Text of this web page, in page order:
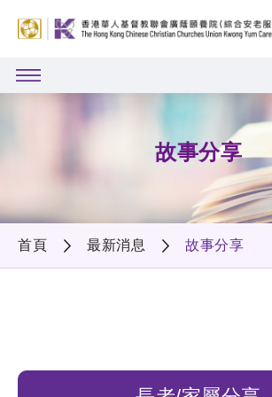
故事分享
首頁 最新消息 故事分享